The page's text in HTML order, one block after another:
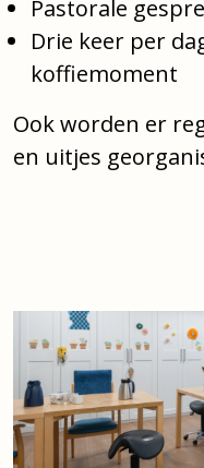
Pastorale
Drie keer per
koffiemoment
Ook worden er
en uitjes